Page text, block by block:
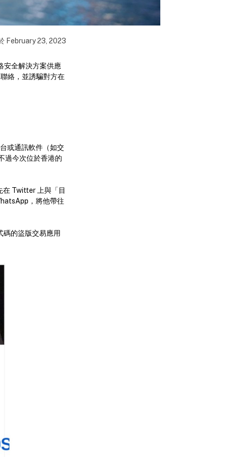
February 23, 2023
安全解決方案供應
絡，並誘騙對方在
或通訊軟件（如交
過今次位於香港的
Twitter 上與「目
，將他帶往
碼的盜版交易應用